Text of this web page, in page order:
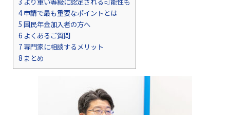
4申請で最も重要なポイントとは
5 国民年金加入者の方へ
6 よくあるご質問
7 専門家に相談するメリット
8 まとめ